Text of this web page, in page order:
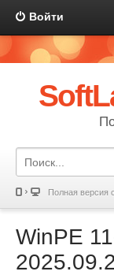
Войти
Полная версия
WinPE